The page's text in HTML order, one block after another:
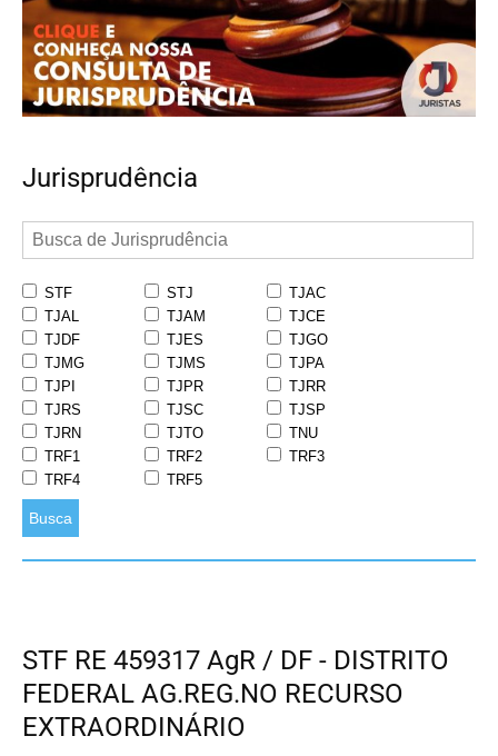
Jurisprudência
STF STJ
TJAC
TJAL
TJAM
TJCE
TJDF
TJES
TJGO
TJMG
TJMS
TJPA
TJPI
TJPR
TJRR
TJRS
TJSC
TJSP
TJRN
TJTO
TNU
TRF1
TRF2
TRF3
TRF4
TRF5
Busca
STF RE 459317 AgR / DF - DISTRITO
FEDERAL AG.REG.NO RECURSO
EXTRAORDINÁRIO